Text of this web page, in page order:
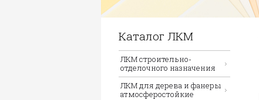
Каталог ЛКМ
ЛКМ строительно-
отделочного назначения
ЛКМ для дерева и фанеры
атмосферостойкие